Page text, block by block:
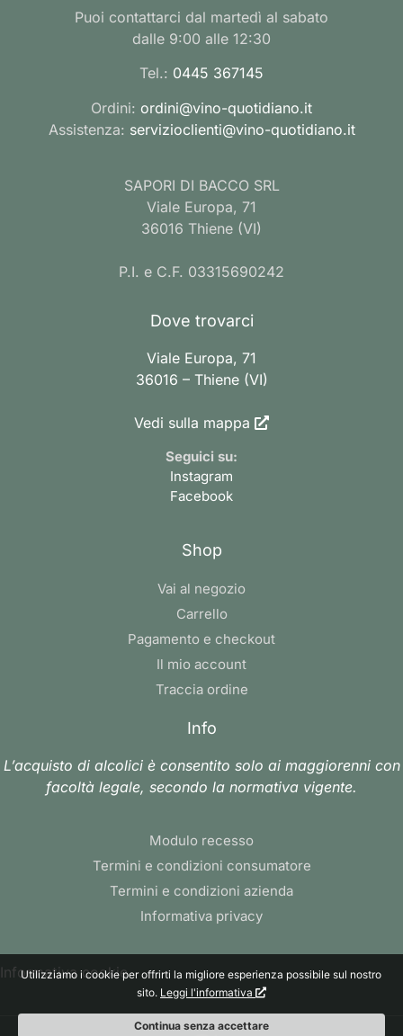
Puoi contattarci dal martedì al sabato
dalle 9:00 alle 12:30
Tel.: 0445 367145
Ordini: ordini@vino-quotidiano.it
Assistenza: servizioclienti@vino-quotidiano.it
SAPORI DI BACCO SRL
Viale Europa, 71
36016 Thiene (VI)
P.I. e C.F. 03315690242
Dove trovarci
Viale Europa, 71
36016 – Thiene (VI)
Vedi sulla mappa
Seguici su:
Instagram
Facebook
Shop
Vai al negozio
Carrello
Pagamento e checkout
Il mio account
Traccia ordine
Info
L’acquisto di alcolici è consentito solo ai maggiorenni con
facoltà legale, secondo la normativa vigente.
Modulo recesso
Termini e condizioni consumatore
Termini e condizioni azienda
Informativa privacy
Informativa cookie
Utilizziamo i cookie per offrirti la migliore esperienza possibile sul nostro
sito. Leggi l'informativa
Continua senza accettare